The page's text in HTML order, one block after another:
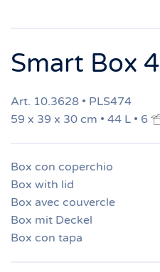
Smart Box 4
Art. 10.3628 • PLS474
59 x 39 x 30 cm • 44 L • 6
Box con coperchio
Box with lid
Box avec couvercle
Box mit Deckel
Box con tapa